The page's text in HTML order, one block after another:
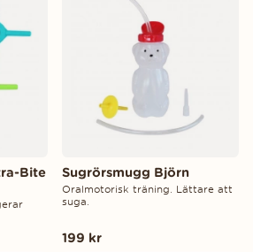
Bite
Sugrörsmugg Björn
Oralmotorisk träning. Lättare att
suga.
199 kr